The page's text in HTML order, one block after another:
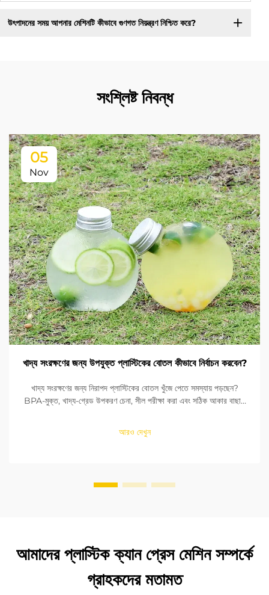
উৎপাদনের সময় আপনার মেশিনটি কীভাবে গুণগত নিয়ন্ত্রণ নিশ্চিত করে?
সংশ্লিষ্ট নিবন্ধ
05
Nov
খাদ্য সংরক্ষণের জন্য উপযুক্ত প্লাস্টিকের বোতল কীভাবে নির্বাচন করবেন?
খাদ্য সংরক্ষণের জন্য নিরাপদ প্লাস্টিকের বোতল খুঁজে পেতে সমস্যায় পড়ছেন?
BPA-মুক্ত, খাদ্য-গ্রেড উপকরণ চেনা, সীল পরীক্ষা করা এবং সঠিক আকার বাছাই
আরও দেখুন
আমাদের প্লাস্টিক ক্যান প্রেস মেশিন সম্পর্কে
গ্রাহকদের মতামত